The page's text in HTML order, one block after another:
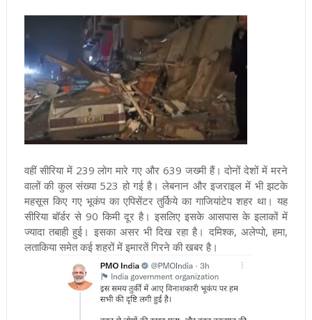
वहीं सीरिया में 239 लोग मारे गए और 639 जख्मी हैं। दोनों देशों में मरने
वालों की कुल संख्या 523 हो गई है। लेबनान और इजराइल में भी झटके
महसूस किए गए भूकंप का एपिसेंटर तुर्किये का गाजियांटेप शहर था। यह
सीरिया बॉर्डर से 90 किमी दूर है। इसलिए इसके आसपास के इलाकों में
ज्यादा तबाही हुई। इसका असर भी दिख रहा है। दमिश्क​, ​​​​​​अलेप्पो, हमा,
लताकिया समेत कई शहरों में इमारतें गिरने की खबर है।